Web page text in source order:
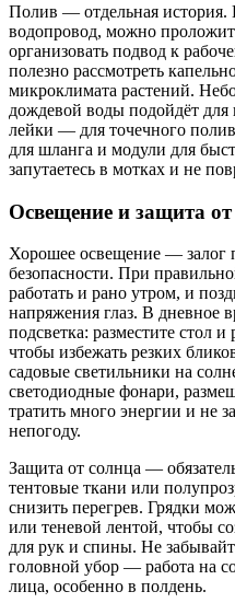
Полив — отдельная история.
водопровод, можно
организовать подвод к
полезно рассмотреть
микроклимата растений.
дождевой воды подойдёт для
лейки — для точечного
для шланга и модули для
запутаетесь в мотках и не
Освещение и защита от
Хорошее освещение — залог
безопасности. При
работать и рано утром, и
напряжения глаз. В дневное
подсветка: разместите стол
чтобы избежать резких
садовые светильники на
светодиодные фонари,
тратить много энергии и не
непогоду.
Защита от солнца —
тентовые ткани или
снизить перегрев. Грядки
или теневой лентой, чтобы
для рук и спины. Не
головной убор — работа на
лица, особенно в полдень.